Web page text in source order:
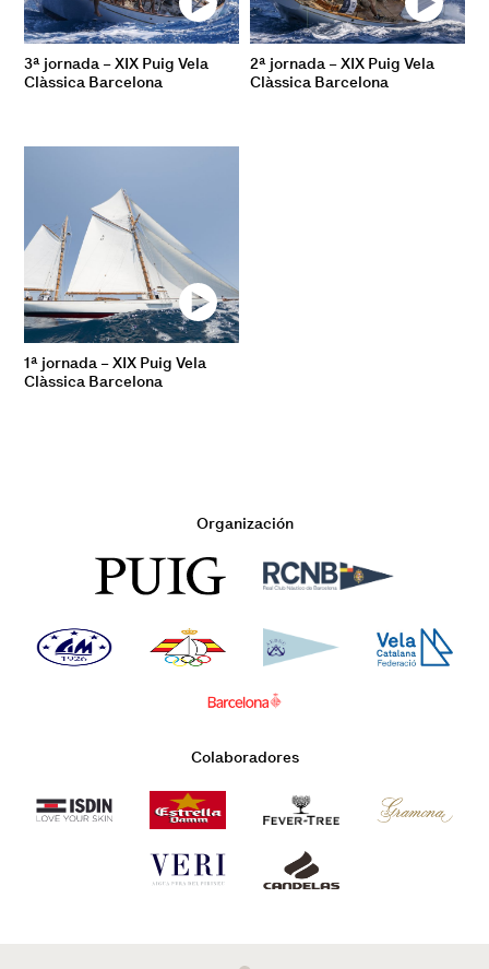
3ª jornada – XIX Puig Vela
Clàssica Barcelona
2ª jornada – XIX Puig Vela
Clàssica Barcelona
1ª jornada – XIX Puig Vela
Clàssica Barcelona
Organización
Colaboradores